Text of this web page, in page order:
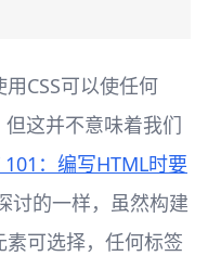
CSS可以使任何
这并不意味着我们
101：编写HTML时要
讨的一样，虽然构建
素可选择，任何标签